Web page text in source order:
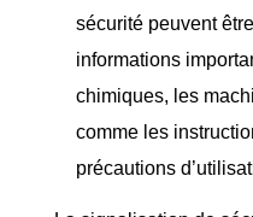
sécurité peuvent
informations
chimiques, les
comme les
précautions